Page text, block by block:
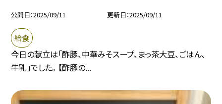
公開日 2025/09/11 更新日 2025/09/11
給食
今日の献立は「酢豚、中華みそスープ、まっ茶大豆、ごはん、
牛乳」でした。 【酢豚の...